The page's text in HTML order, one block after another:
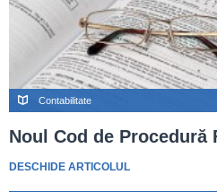
Contabilitate
Noul Cod de Procedură
DESCHIDE ARTICOLUL